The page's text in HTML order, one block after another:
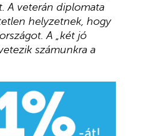
A veterán diplomata
helyzetnek, hogy
A „két jó
számunkra a